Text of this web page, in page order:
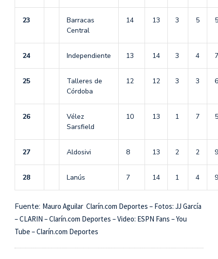
23
Barracas
Central
14 13 3 5 5
24 Independiente 13 14 3 4 7
25
Talleres de
Córdoba
12 12 3 3 6
26
Vélez
Sarsfield
10 13 1 7 5
27 Aldosivi 8 13 2 2 9
28 Lanús 7 14 1 4 9
Fuente: Mauro Aguilar Clarín.com Deportes – Fotos: JJ García
– CLARIN – Clarín.com Deportes – Video: ESPN Fans – You
Tube – Clarín.com Deportes